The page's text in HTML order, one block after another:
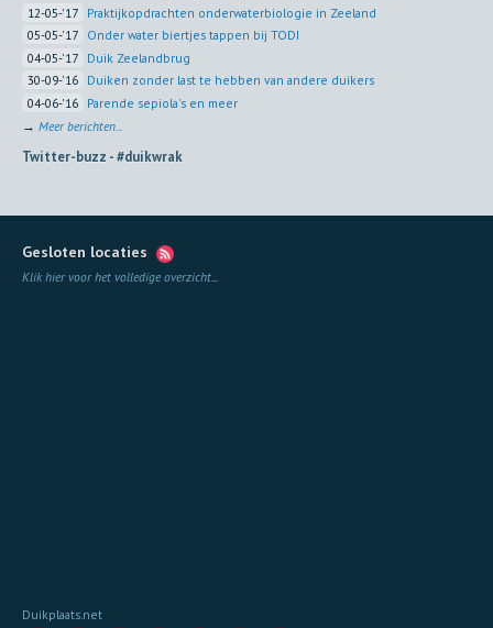
12-05-'17 Praktijkopdrachten onderwaterbiologie in Zeeland
05-05-'17 Onder water biertjes tappen bij TODI
04-05-'17 Duik Zeelandbrug
30-09-'16 Duiken zonder last te hebben van andere duikers
04-06-'16 Parende sepiola's en meer
→ Meer berichten...
Twitter-buzz -#duikwrak
Gesloten locaties
Klik hier voor het volledige overzicht...
Duikplaats.net